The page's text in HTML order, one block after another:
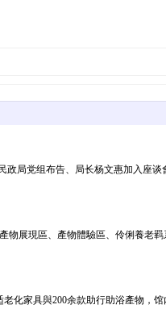
局党组布告、局长杨文惠加入座
展現區、產物體驗區、伶俐養老
化家具與200余款助行助浴產物，馆